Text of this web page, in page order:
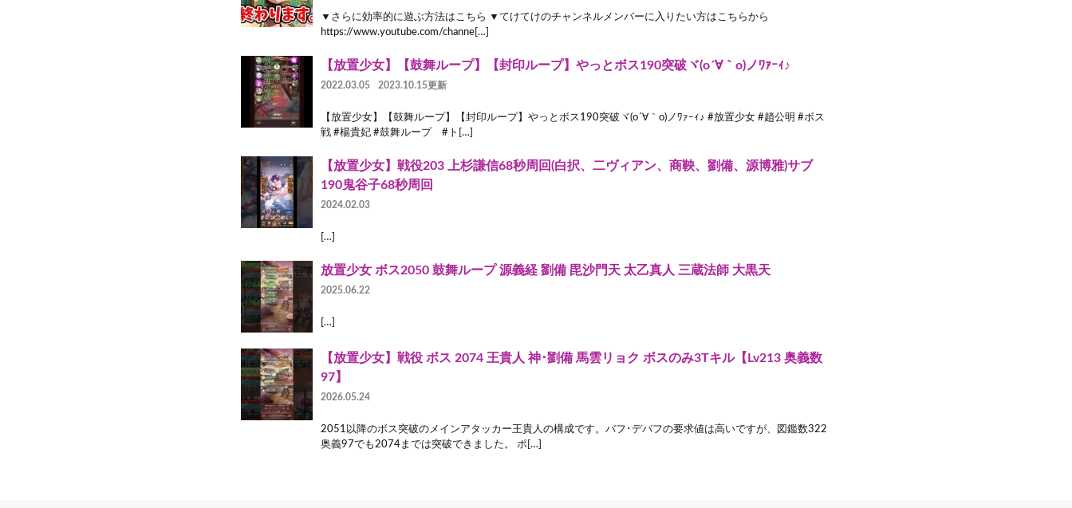
▼さらに効率的に遊ぶ方法はこちら ▼てけてけのチャンネルメンバーに入りたい方はこちらから
https://www.youtube.com/channe[…]
【放置少女】【鼓舞ループ】【封印ループ】やっとボス190突破ヾ(o´∀｀o)ノﾜｧｰｨ♪
2022.03.05 2023.10.15更新
【放置少女】【鼓舞ループ】【封印ループ】やっとボス190突破ヾ(o´∀｀o)ノﾜｧｰｨ♪ #放置少女 #趙公明 #ボス
戦 #楊貴妃 #鼓舞ループ #ト[…]
【放置少女】戦役203 上杉謙信68秒周回(白択、二ヴィアン、商鞅、劉備、源博雅)サブ
190鬼谷子68秒周回
2024.02.03
[…]
放置少女 ボス2050 鼓舞ループ 源義経 劉備 毘沙門天 太乙真人 三蔵法師 大黒天
2025.06.22
[…]
【放置少女】戦役 ボス 2074 王貴人 神･劉備 馬雲リョク ボスのみ3Tキル【Lv213 奥義数
97】
2026.05.24
2051以降のボス突破のメインアタッカー王貴人の構成です。バフ･デバフの要求値は高いですが、図鑑数322
奥義97でも2074までは突破できました。 ポ[…]